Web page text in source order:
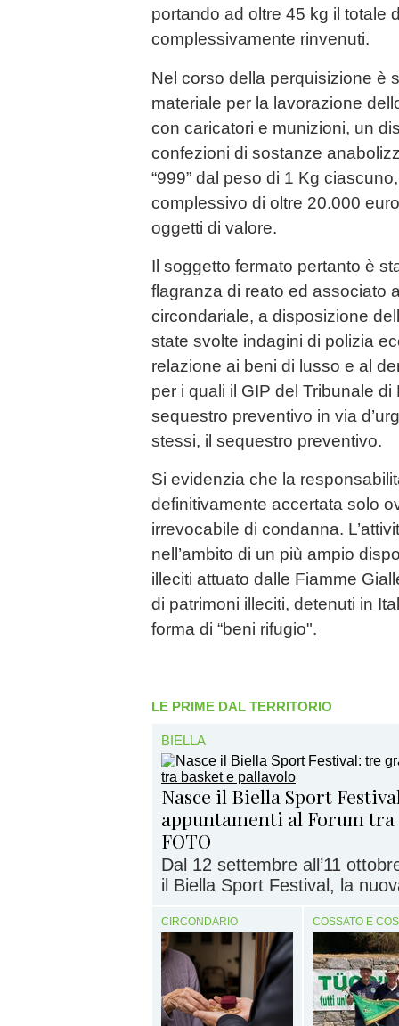
portando ad oltre 45 kg il totale
complessivamente rinvenuti.
Nel corso della perquisizione è
materiale per la lavorazione
con caricatori e munizioni, un
confezioni di sostanze
“999” dal peso di 1 Kg
complessivo di oltre 20.000
oggetti di valore.
Il soggetto fermato pertanto è
flagranza di reato ed associato
circondariale, a disposizione
state svolte indagini di polizia
relazione ai beni di lusso e al
per i quali il GIP del Tribunale
sequestro preventivo in via
stessi, il sequestro preventivo.
Si evidenzia che la
definitivamente accertata solo
irrevocabile di condanna.
nell’ambito di un più ampio
illeciti attuato dalle Fiamme
di patrimoni illeciti, detenuti in
forma di “beni rifugio".
LE PRIME DAL TERRITORIO
BIELLA
Nasce il Biella Sport
appuntamenti al Forum tra
FOTO
Dal 12 settembre all’11
il Biella Sport Festival, la
CIRCONDARIO COSSATO E